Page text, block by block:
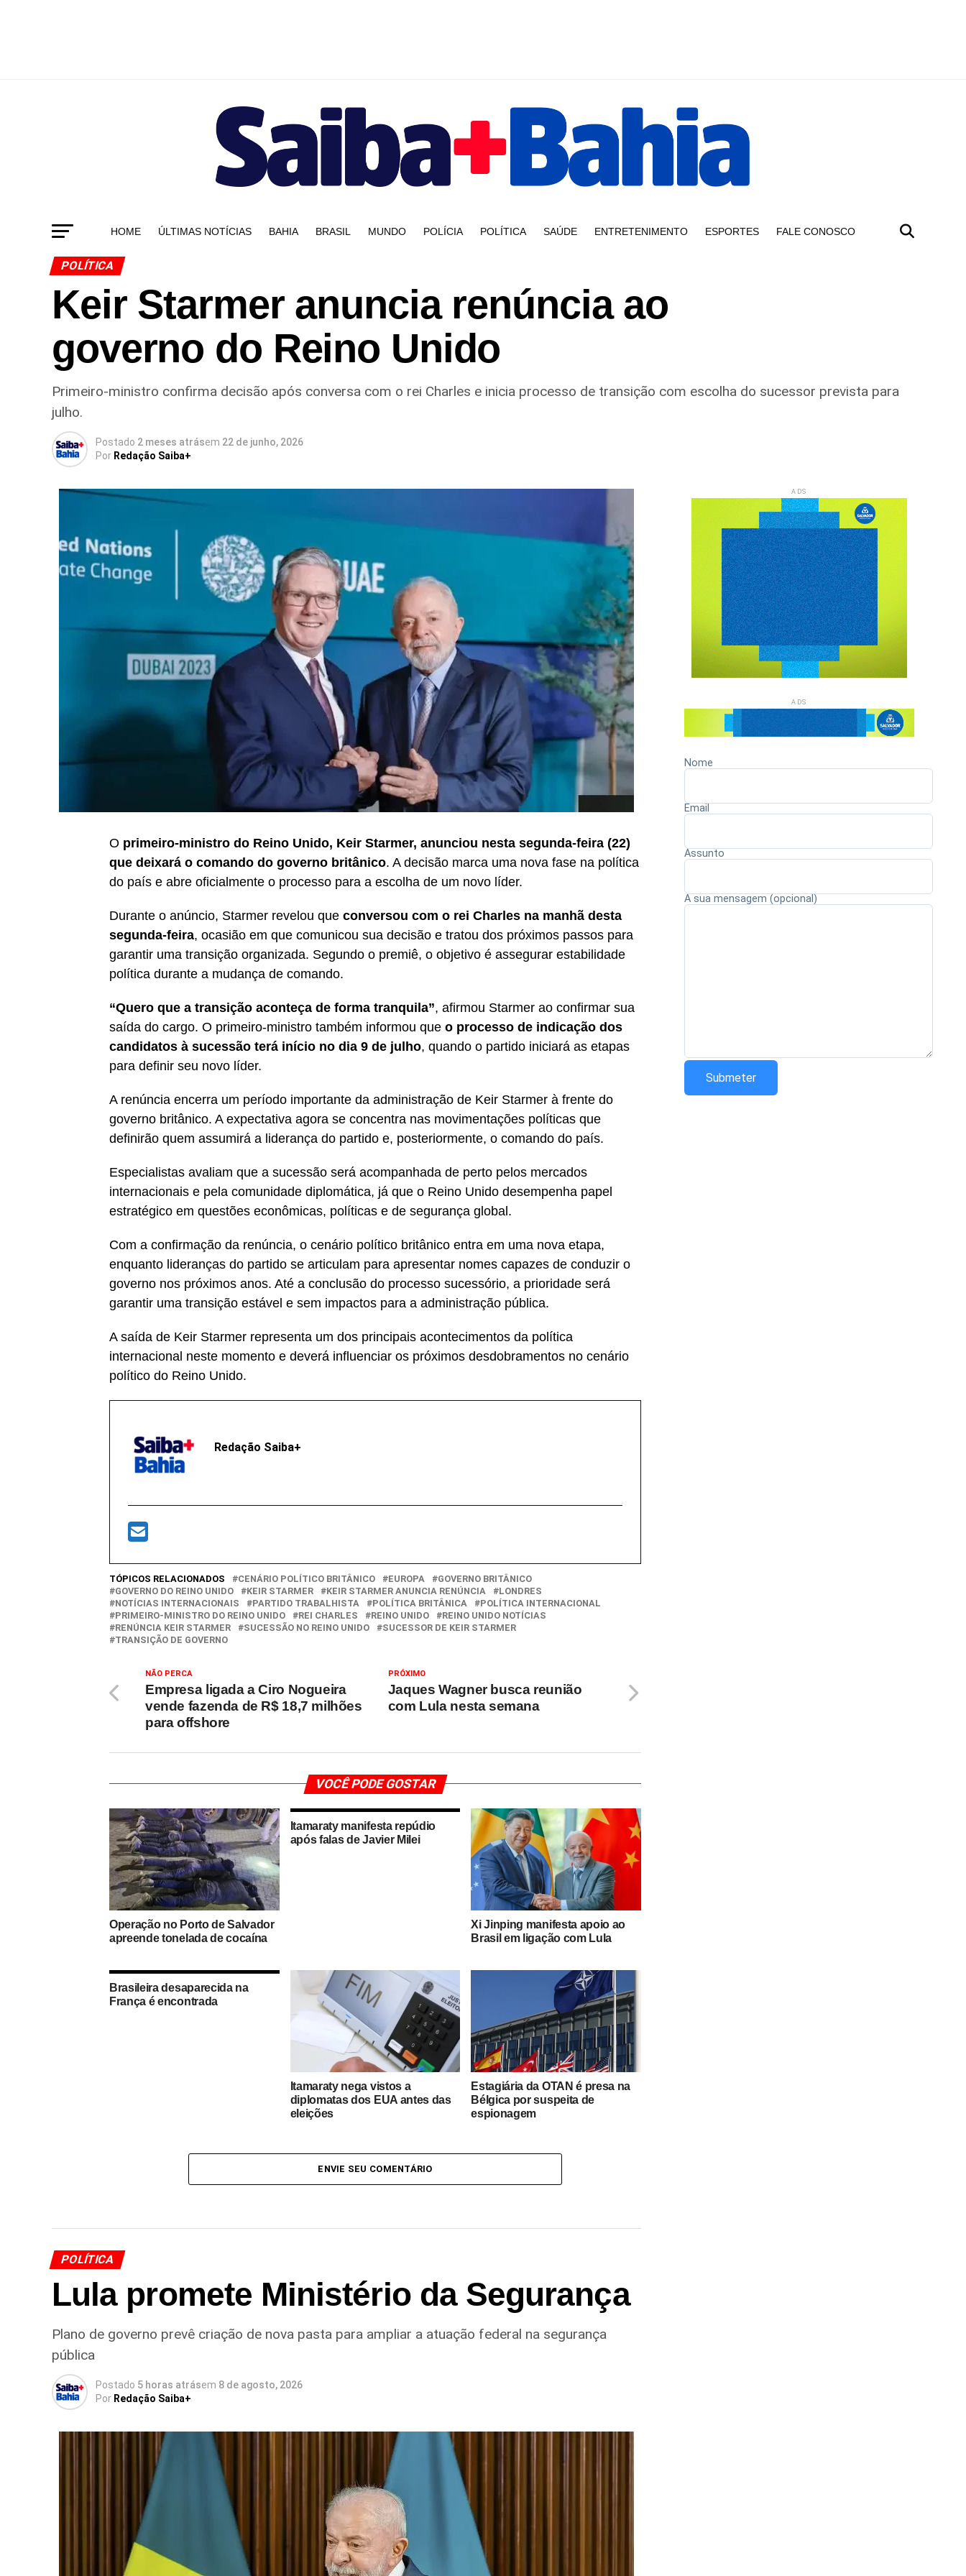
HOME ÚLTIMAS NOTÍCIAS BAHIA BRASIL MUNDO POLÍCIA POLÍTICA SAÚDE ENTRETENIMENTO ESPORTES FALE CONOSCO
POLÍTICA
Keir Starmer anuncia renúncia ao
governo do Reino Unido
Primeiro-ministro confirma decisão após conversa com o rei Charles e inicia processo de transição com escolha do sucessor prevista para
julho.
Postado 2 meses atrásem 22 de junho, 2026
Por Redação Saiba+
O primeiro-ministro do Reino Unido, Keir Starmer, anunciou nesta segunda-feira (22)
que deixará o comando do governo britânico. A decisão marca uma nova fase na política
do país e abre oficialmente o processo para a escolha de um novo líder.
Durante o anúncio, Starmer revelou que conversou com o rei Charles na manhã desta
segunda-feira, ocasião em que comunicou sua decisão e tratou dos próximos passos para
garantir uma transição organizada. Segundo o premiê, o objetivo é assegurar estabilidade
política durante a mudança de comando.
“Quero que a transição aconteça de forma tranquila”, afirmou Starmer ao confirmar sua
saída do cargo. O primeiro-ministro também informou que o processo de indicação dos
candidatos à sucessão terá início no dia 9 de julho, quando o partido iniciará as etapas
para definir seu novo líder.
A renúncia encerra um período importante da administração de Keir Starmer à frente do
governo britânico. A expectativa agora se concentra nas movimentações políticas que
definirão quem assumirá a liderança do partido e, posteriormente, o comando do país.
Especialistas avaliam que a sucessão será acompanhada de perto pelos mercados
internacionais e pela comunidade diplomática, já que o Reino Unido desempenha papel
estratégico em questões econômicas, políticas e de segurança global.
Com a confirmação da renúncia, o cenário político britânico entra em uma nova etapa,
enquanto lideranças do partido se articulam para apresentar nomes capazes de conduzir o
governo nos próximos anos. Até a conclusão do processo sucessório, a prioridade será
garantir uma transição estável e sem impactos para a administração pública.
A saída de Keir Starmer representa um dos principais acontecimentos da política
internacional neste momento e deverá influenciar os próximos desdobramentos no cenário
político do Reino Unido.
Redação Saiba+
TÓPICOS RELACIONADOS CENÁRIO POLÍTICO BRITÂNICO EUROPA
GOVERNO BRITÂNICO
GOVERNO DO REINO UNIDO
KEIR STARMER KEIR STARMER ANUNCIA RENÚNCIA
LONDRES
NOTÍCIAS INTERNACIONAIS
PARTIDO TRABALHISTA POLÍTICA BRITÂNICA
POLÍTICA INTERNACIONAL
PRIMEIRO-MINISTRO DO REINO UNIDO
REI CHARLES REINO UNIDO
REINO UNIDO NOTÍCIAS
RENÚNCIA KEIR STARMER
SUCESSÃO NO REINO UNIDO
SUCESSOR DE KEIR STARMER
TRANSIÇÃO DE GOVERNO
PRÓXIMO
Jaques Wagner busca reunião
com Lula nesta semana
NÃO PERCA
Empresa ligada a Ciro Nogueira
vende fazenda de R$ 18,7 milhões
para offshore
VOCÊ PODE GOSTAR
Operação no Porto de Salvador
apreende tonelada de cocaína
Itamaraty manifesta repúdio
após falas de Javier Milei
Xi Jinping manifesta apoio ao
Brasil em ligação com Lula
Brasileira desaparecida na
França é encontrada
Itamaraty nega vistos a
diplomatas dos EUA antes das
eleições
Estagiária da OTAN é presa na
Bélgica por suspeita de
espionagem
ENVIE SEU COMENTÁRIO
POLÍTICA
Lula promete Ministério da Segurança
Plano de governo prevê criação de nova pasta para ampliar a atuação federal na segurança
pública
Postado 5 horas atrásem 8 de agosto, 2026
Por Redação Saiba+
ADS
ADS
Nome
Email
Assunto
A sua mensagem (opcional)